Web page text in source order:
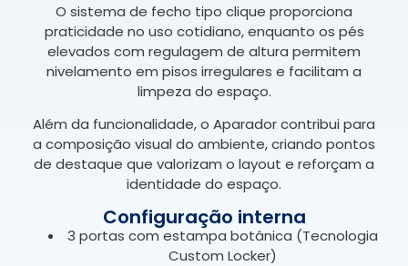
O sistema de fecho tipo clique proporciona
praticidade no uso cotidiano, enquanto os pés
elevados com regulagem de altura permitem
nivelamento em pisos irregulares e facilitam a
limpeza do espaço.
Além da funcionalidade, o Aparador contribui para
a composição visual do ambiente, criando pontos
de destaque que valorizam o layout e reforçam a
identidade do espaço.
Configuração interna
3 portas com estampa botânica (Tecnologia
Custom Locker)